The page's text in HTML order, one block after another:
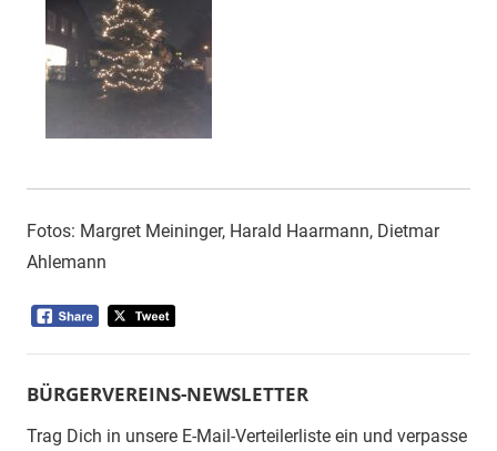
Fotos: Margret Meininger, Harald Haarmann, Dietmar
Ahlemann
BÜRGERVEREINS-NEWSLETTER
Trag Dich in unsere E-Mail-Verteilerliste ein und verpasse